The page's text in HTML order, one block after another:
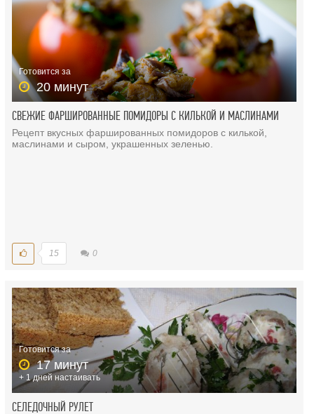
Готовится за
20 минут
СВЕЖИЕ ФАРШИРОВАННЫЕ ПОМИДОРЫ С КИЛЬКОЙ И МАСЛИНАМИ
Рецепт вкусных фаршированных помидоров с килькой,
маслинами и сыром, украшенных зеленью.
15 0
Готовится за
17 минут
+ 1 дней настаивать
СЕЛЕДОЧНЫЙ РУЛЕТ